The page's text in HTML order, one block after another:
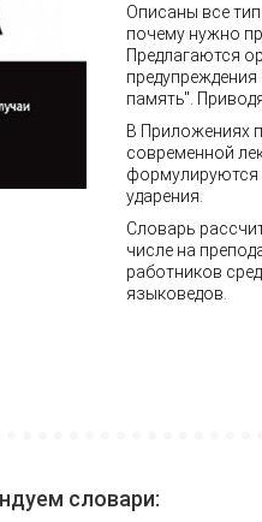
Описаны все
почему нужно
Предлагаются
память".
В Приложениях
современной
формулируются
ударения.
Словарь
числе на
работников
языковедов.
словари: